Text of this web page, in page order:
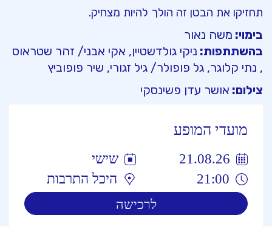
תחזיקו את הבטן זה הולך להיות מצחיק.
בימוי: משה נאור
בהשתתפות: ניקי גולדשטיין, אקי אבני/ זהר שטראוס
, נתי קלוגר, גל פופולר/ גיל זגורי, שיר פופוביץ
צילום: אושר עדן פשינסקי
מועדי המופע
21.08.26
שישי
21:00
היכל התרבות
לרכישה